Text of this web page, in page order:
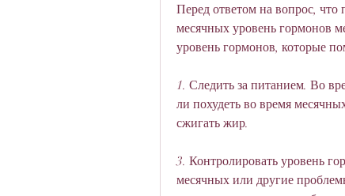
Перед ответом на вопрос, что
месячных уровень гормонов
уровень гормонов, которые
1. Следить за питанием. Во
ли похудеть во время
сжигать жир.
3. Контролировать уровень
месячных или другие